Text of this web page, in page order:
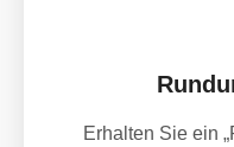
Erhalten Sie ein